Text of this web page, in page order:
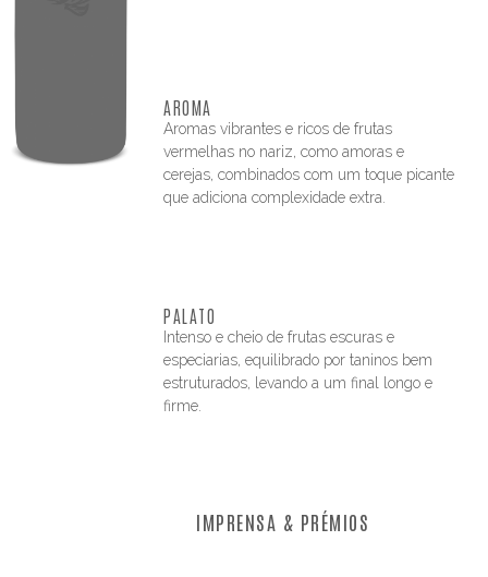
AROMA
Aromas vibrantes e ricos de frutas
vermelhas no nariz, como amoras e
cerejas, combinados com um toque picante
que adiciona complexidade extra.
PALATO
Intenso e cheio de frutas escuras e
especiarias, equilibrado por taninos bem
estruturados, levando a um final longo e
firme.
IMPRENSA & PRÉMIOS